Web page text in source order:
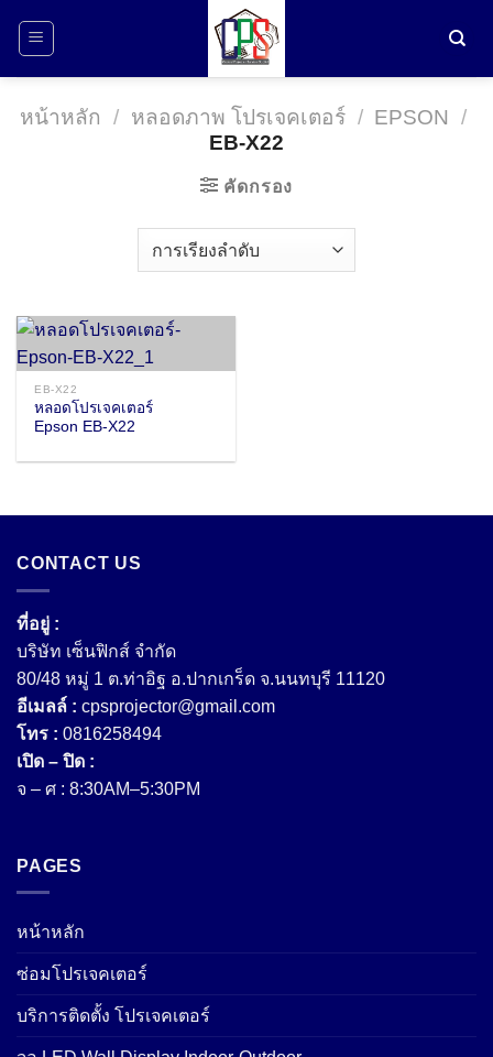
หน้าหลัก / หลอดภาพ โปรเจคเตอร์ / EPSON
/
EB-X22
คัดกรอง
EB-X22
หลอดโปรเจคเตอร์
Epson EB-X22
CONTACT US
ที่อยู่ :
บริษัท เซ็นฟิกส์ จํากัด
80/48 หมู่ 1 ต.ท่าอิฐ อ.ปากเกร็ด จ.นนทบุรี 11120
อีเมลล์ : cpsprojector@gmail.com
โทร : 0816258494
เปิด – ปิด :
จ – ศ : 8:30AM–5:30PM
PAGES
หน้าหลัก
ซ่อมโปรเจคเตอร์
บริการติดตั้ง โปรเจคเตอร์